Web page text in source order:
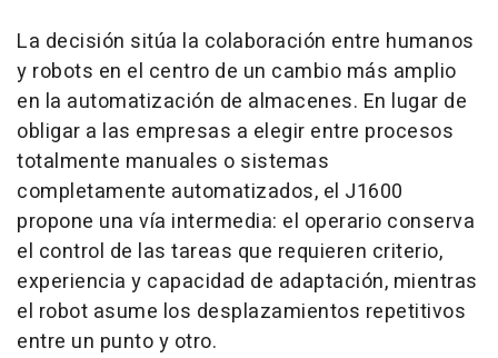
La decisión sitúa la colaboración entre humanos
y robots en el centro de un cambio más amplio
en la automatización de almacenes. En lugar de
obligar a las empresas a elegir entre procesos
totalmente manuales o sistemas
completamente automatizados, el J1600
propone una vía intermedia: el operario conserva
el control de las tareas que requieren criterio,
experiencia y capacidad de adaptación, mientras
el robot asume los desplazamientos repetitivos
entre un punto y otro.